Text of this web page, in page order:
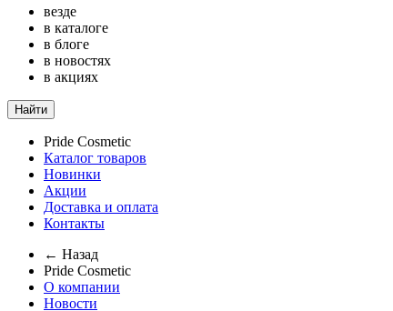
везде
в каталоге
в блоге
в новостях
в акциях
Найти
Pride Cosmetic
Каталог товаров
Новинки
Акции
Доставка и оплата
Контакты
← Назад
Pride Cosmetic
О компании
Новости